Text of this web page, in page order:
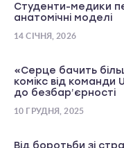
Студенти-медики
анатомічні моделі
14 СІЧНЯ, 2026
«Серце бачить
комікс від команди
до безбар’єрності
10 ГРУДНЯ, 2025